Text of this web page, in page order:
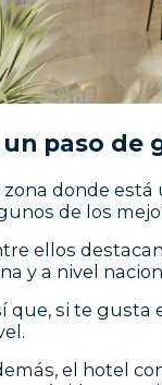
un paso de
zona donde
de los
ellos destacan
y a nivel
que, si te gusta
el hotel